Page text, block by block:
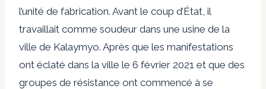
l’unité de fabrication. Avant le coup d’État, il
travaillait comme soudeur dans une usine de la
ville de Kalaymyo. Après que les manifestations
ont éclaté dans la ville le 6 février 2021 et que des
groupes de résistance ont commencé à se